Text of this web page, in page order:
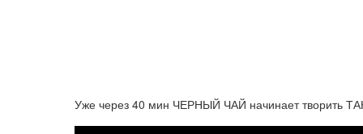
Уже через 40 мин ЧЕРНЫЙ ЧАЙ начинает творить